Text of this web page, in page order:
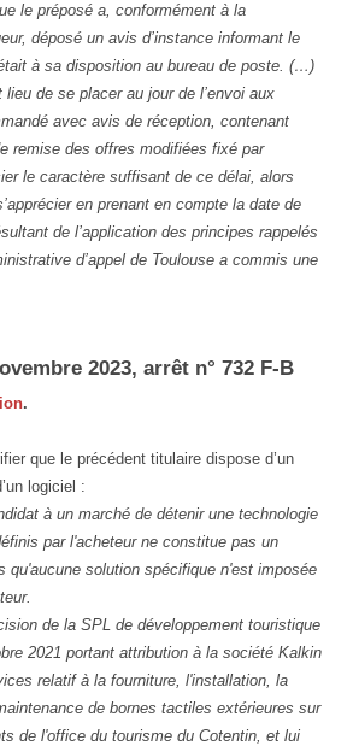
le préposé a, conformément à la
déposé un avis d’instance informant le
à sa disposition au bureau de poste. (…)
lieu de se placer au jour de l’envoi aux
avec avis de réception, contenant
remise des offres modifiées fixé par
le caractère suffisant de ce délai, alors
en prenant en compte la date de
de l’application des principes rappelés
d’appel de Toulouse a commis une
2023, arrêt n° 732 F-B
.
que le précédent titulaire dispose d’un
logiciel :
à un marché de détenir une technologie
par l'acheteur ne constitue pas un
qu'aucune solution spécifique n'est imposée
de la SPL de développement touristique
2021 portant attribution à la société Kalkin
relatif à la fourniture, l'installation, la
de bornes tactiles extérieures sur
de l'office du tourisme du Cotentin, et lui